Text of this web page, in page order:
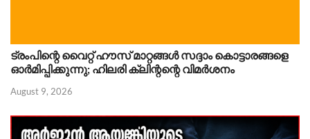
ട്രംപിന്റെ വൈറ്റ് ഹൗസ് മാറ്റങ്ങൾ സദ്ദാം കൊട്ടാരങ്ങളെ
ഓർമിപ്പിക്കുന്നു; ഹിലരി ക്ലിന്റന്റെ വിമർശനം
August 9, 2026